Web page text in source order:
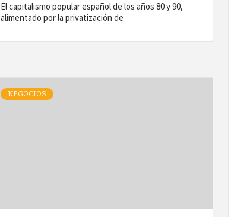
El capitalismo popular español de los años 80 y 90,
alimentado por la privatización de
NEGOCIOS